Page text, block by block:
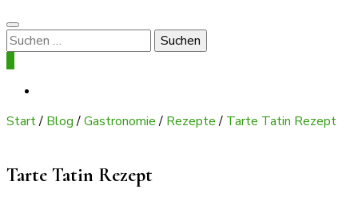
Suchen
nach:
Start/ Blog/Gastronomie/ Rezepte/ Tarte Tatin Rezept
Tarte Tatin Rezept